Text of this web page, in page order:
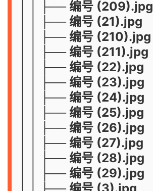
│ │ ├── 编号 (209).jpg
│ │ ├── 编号 (21).jpg
│ │ ├── 编号 (210).jpg
│ │ ├── 编号 (211).jpg
│ │ ├── 编号 (22).jpg
│ │ ├── 编号 (23).jpg
│ │ ├── 编号 (24).jpg
│ │ ├── 编号 (25).jpg
│ │ ├── 编号 (26).jpg
│ │ ├── 编号 (27).jpg
│ │ ├── 编号 (28).jpg
│ │ ├── 编号 (29).jpg